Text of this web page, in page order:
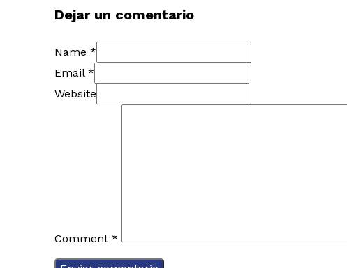
Dejar un comentario
Name *
Email *
Website
Comment *